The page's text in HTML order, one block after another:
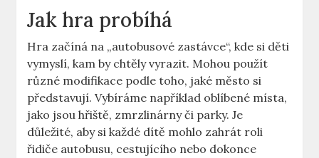
Jak hra probíhá
Hra začíná na ‍„autobusové⁣ zastávce“, kde si děti
vymyslí, kam by chtěly⁣ vyrazit. ‌Mohou ​použít
různé modifikace podle toho, jaké⁢ město si
představují. Vybíráme například oblíbené místa,
jako jsou hřiště, zmrzlinárny‍ či parky. Je‌
důležité,‍ aby si každé dítě mohlo zahrát​ roli
řidiče autobusu, cestujícího nebo dokonce